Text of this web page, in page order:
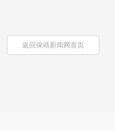
返回保靖新闻网首页